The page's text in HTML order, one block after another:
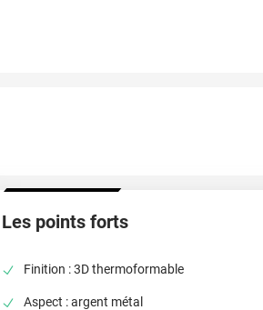
Les points forts
Finition : 3D thermoformable
Aspect : argent métal